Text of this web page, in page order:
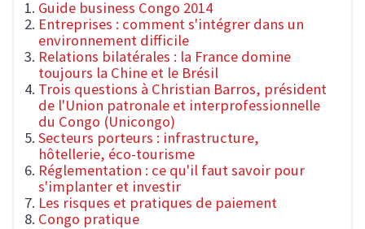
Guide business Congo 2014
Entreprises : comment s'intégrer dans un
environnement difficile
Relations bilatérales : la France domine
toujours la Chine et le Brésil
Trois questions à Christian Barros, président
de l'Union patronale et interprofessionnelle
du Congo (Unicongo)
Secteurs porteurs : infrastructure,
hôtellerie, éco-tourisme
Réglementation : ce qu'il faut savoir pour
s'implanter et investir
Les risques et pratiques de paiement
Congo pratique